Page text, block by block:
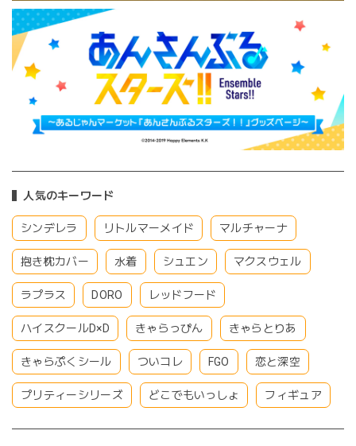
人気のキーワード
シンデレラ リトルマーメイド マルチャーナ
抱き枕カバー 水着 シュエン マクスウェル
ラプラス DORO レッドフード
ハイスクールD×D きゃらっぴん きゃらとりあ
きゃらぷくシール ついコレ FGO 恋と深空
プリティーシリーズ どこでもいっしょ フィギュア